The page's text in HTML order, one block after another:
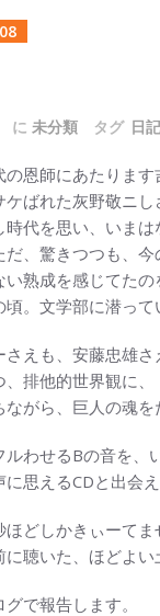
に 未分類 タグ 日記
恩師にあたります
ばれた灰野敬ニし
代を思い、いまは
、驚きつつも、今
熟成を感じてたの
。文学部に潜って
えも、安藤忠雄さ
排他的世界観に、
がら、巨人の魂を
ルわせるBの音を、
思えるCDと出会え
ほどしかきぃーてま
聴いた、ほどよい
で報告します。